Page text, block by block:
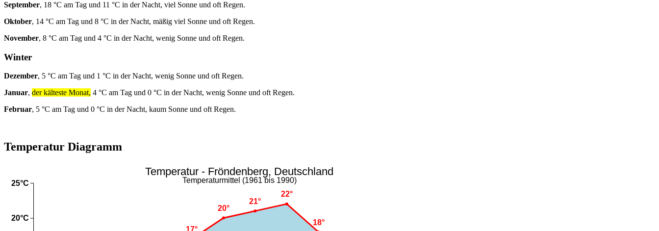
September, 18 °C am Tag und 11 °C in der Nacht, viel Sonne und oft Regen.
Oktober, 14 °C am Tag und 8 °C in der Nacht, mäßig viel Sonne und oft Regen.
November, 8 °C am Tag und 4 °C in der Nacht, wenig Sonne und oft Regen.
Winter
Dezember, 5 °C am Tag und 1 °C in der Nacht, wenig Sonne und oft Regen.
Januar, der kälteste Monat, 4 °C am Tag und 0 °C in der Nacht, wenig Sonne und oft Regen.
Februar, 5 °C am Tag und 0 °C in der Nacht, kaum Sonne und oft Regen.
Temperatur Diagramm